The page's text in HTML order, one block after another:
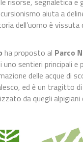
aiuta a
dell’uomo è
ha proposto al Parco
sentieri principali e
delle acque di
ed è un tragitto
da quegli